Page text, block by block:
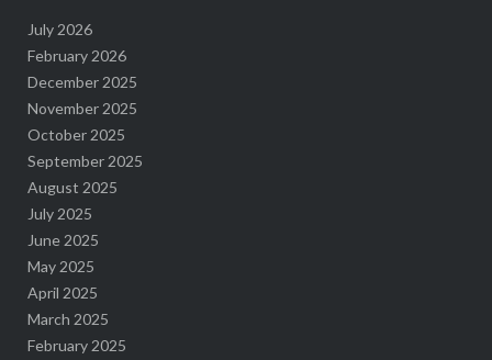
July 2026
February 2026
December 2025
November 2025
October 2025
September 2025
August 2025
July 2025
June 2025
May 2025
April 2025
March 2025
February 2025